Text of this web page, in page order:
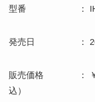
型番 ： IHC-
発売日 ：
販売価格 ： ￥
込）